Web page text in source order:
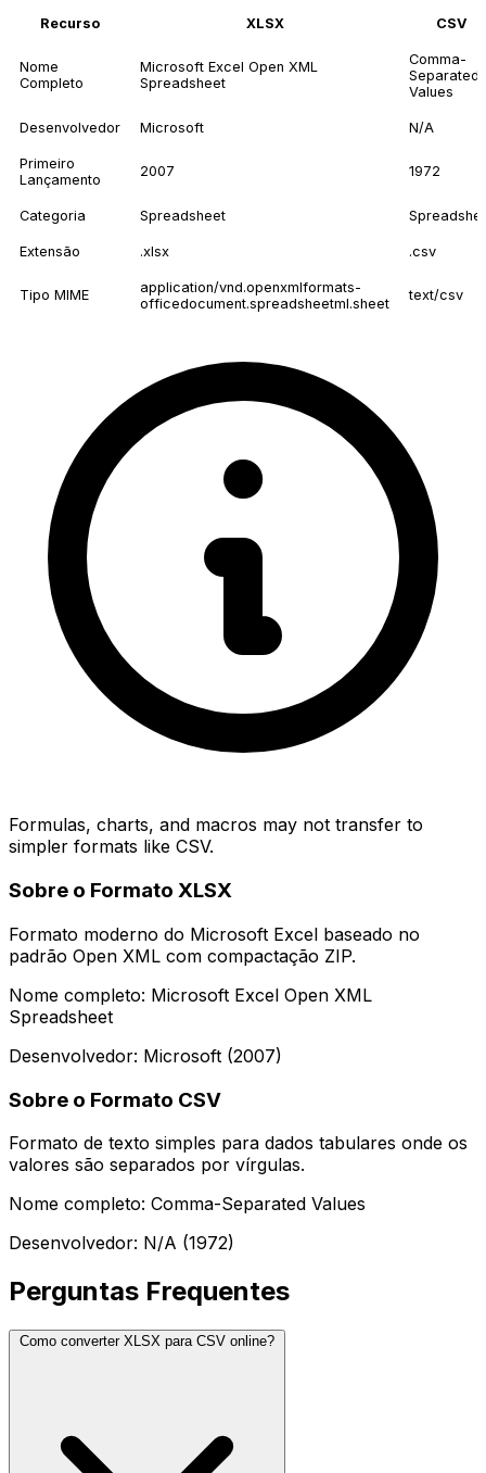
Recurso XLSX CSV
Nome
Completo
Microsoft Excel Open XML
Spreadsheet
Comma-
Separated
Values
Desenvolvedor Microsoft N/A
Primeiro
Lançamento
2007 1972
Categoria Spreadsheet
Extensão .xlsx .csv
Tipo MIME
application/vnd.openxmlformats-
officedocument.spreadsheetml.sheet
text/csv
Formulas, charts, and macros may not transfer to
simpler formats like CSV.
Sobre o Formato XLSX
Formato moderno do Microsoft Excel baseado no
padrão Open XML com compactação ZIP.
Nome completo: Microsoft Excel Open XML
Spreadsheet
Desenvolvedor: Microsoft (2007)
Sobre o Formato CSV
Formato de texto simples para dados tabulares onde os
valores são separados por vírgulas.
Nome completo: Comma-Separated Values
Desenvolvedor: N/A (1972)
Perguntas Frequentes
Como converter XLSX para CSV online?